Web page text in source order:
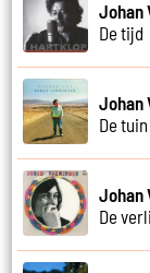
Johan
De tijd
Johan
De tuin
Johan
De